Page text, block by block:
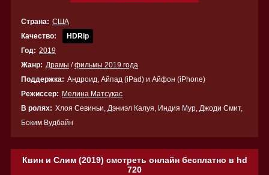
Страна: США
Качество:
HDRip
Год: 2019
Жанр: Драмы /фильмы 2019 года
Поддержка: Андроид, Айпад (iPad) и Айфон (iPhone)
Режиссер: Мелина Матсукас
В ролях: Хлоя Севиньи, Дэниэл Калуя, Индия Мур, Джоди Смит,
Боким Вудбайн
Квин и Слим (2019) смотреть онлайн бесплатно в hd
720